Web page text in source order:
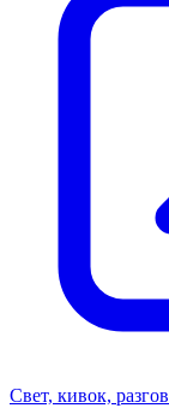
Свет, кивок,